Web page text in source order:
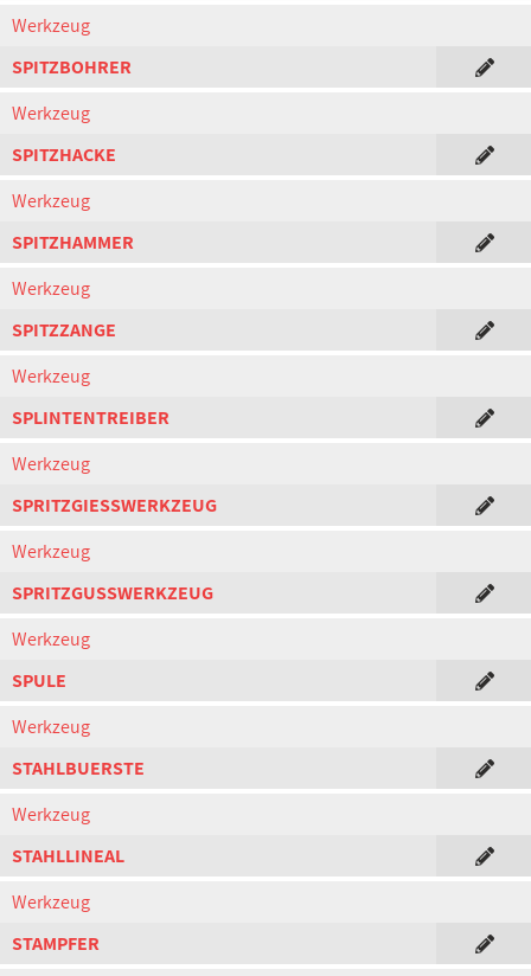
Werkzeug
SPITZBOHRER
Werkzeug
SPITZHACKE
Werkzeug
SPITZHAMMER
Werkzeug
SPITZZANGE
Werkzeug
SPLINTENTREIBER
Werkzeug
SPRITZGIESSWERKZEUG
Werkzeug
SPRITZGUSSWERKZEUG
Werkzeug
SPULE
Werkzeug
STAHLBUERSTE
Werkzeug
STAHLLINEAL
Werkzeug
STAMPFER